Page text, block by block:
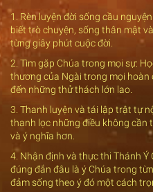
1. Rèn luyện đời sống cầu
biết trò chuyện, sống thân mật
từng giây phút cuộc đời.
2. Tìm gặp Chúa trong mọi sự:
thương của Ngài trong mọi hoàn
đến những thử thách lớn lao.
3. Thanh luyện và tái lập trật tự
thanh lọc những điều không cần
và ý nghĩa hơn.
4. Nhận định và thực thi Thánh
đúng đắn đâu là ý Chúa trong
đảm sống theo ý đó một cách